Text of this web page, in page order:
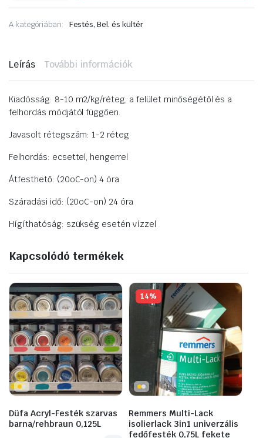
aranysárga
mennyiség
A kategóriában: Festés, Bel. és kültér
Leírás További információk
Kiadósság: 8-10 m2/kg/réteg, a felület minőségétől és a
felhordás módjától függően.
Javasolt rétegszám: 1-2 réteg
Felhordás: ecsettel, hengerrel
Átfesthető: (20oC-on) 4 óra
Száradási idő: (20oC-on) 24 óra
Hígíthatóság: szükség esetén vízzel
Kapcsolódó termékek
Düfa Acryl-Festék szarvas
barna/rehbraun 0,125L
14%
Remmers Multi-Lack
isolierlack 3in1 univerzális
fedőfesték 0,75L fekete